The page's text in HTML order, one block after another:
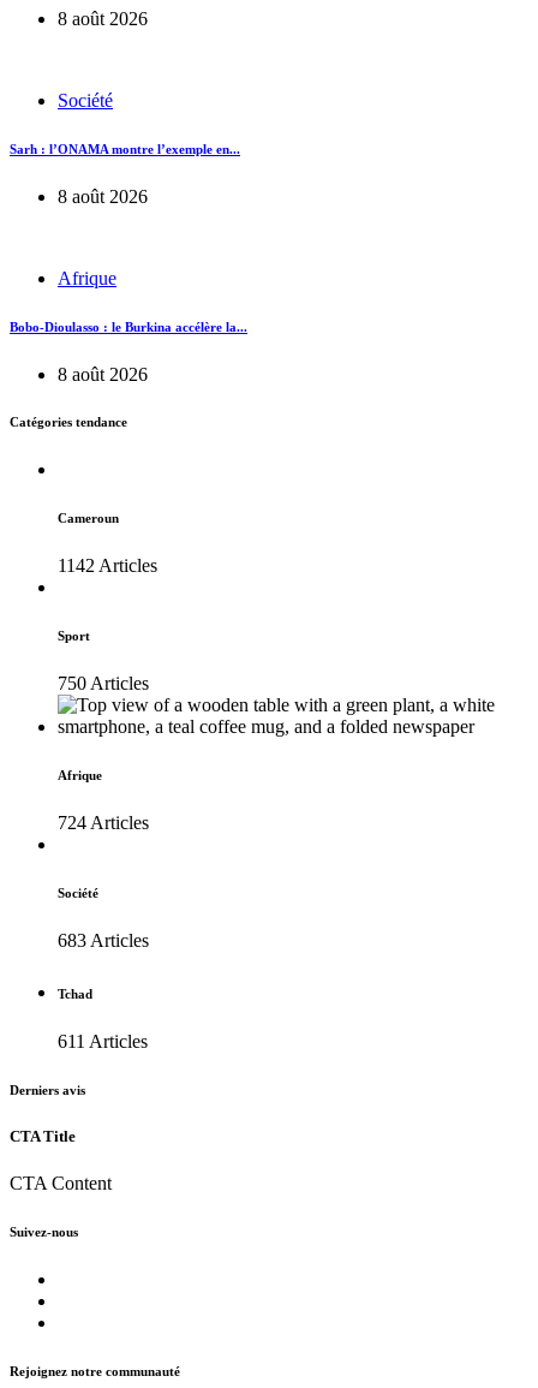
8 août 2026
Société
Sarh : l’ONAMA montre l’exemple en...
8 août 2026
Afrique
Bobo-Dioulasso : le Burkina accélère la...
8 août 2026
Catégories tendance
Cameroun
1142 Articles
Sport
750 Articles
Afrique
724 Articles
Société
683 Articles
Tchad
611 Articles
Derniers avis
CTA Title
CTA Content
Suivez-nous
Rejoignez notre communauté